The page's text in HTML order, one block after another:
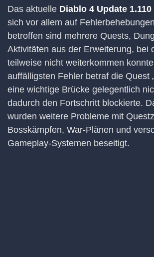
Das aktuelle Diablo 4 Update 1.110
sich vor allem auf
betroffen sind mehrere Quests,
Aktivitäten aus der Erweiterung, bei
teilweise nicht weiterkommen
auffälligsten Fehler betraf die Quest
eine wichtige Brücke gelegentlich
dadurch den Fortschritt blockierte.
wurden weitere Probleme mit
Bosskämpfen, War-Plänen und
Gameplay-Systemen beseitigt.